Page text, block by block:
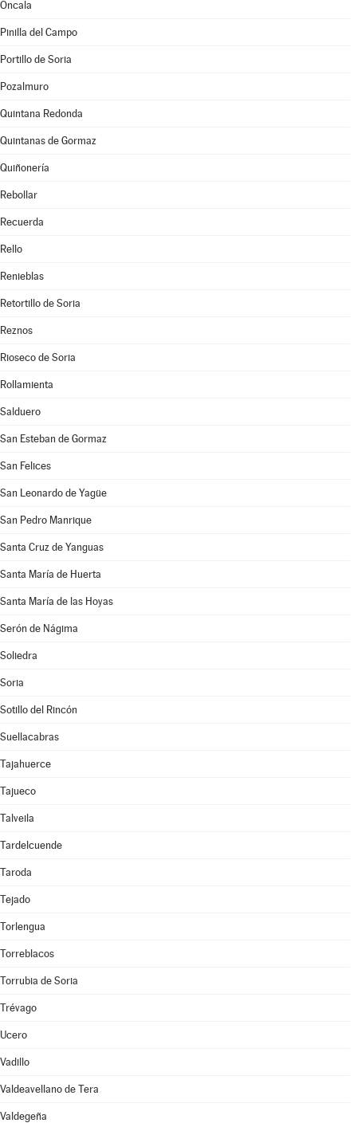
Oncala
Pinilla del Campo
Portillo de Soria
Pozalmuro
Quintana Redonda
Quintanas de Gormaz
Quiñonería
Rebollar
Recuerda
Rello
Renieblas
Retortillo de Soria
Reznos
Rioseco de Soria
Rollamienta
Salduero
San Esteban de Gormaz
San Felices
San Leonardo de Yagüe
San Pedro Manrique
Santa Cruz de Yanguas
Santa María de Huerta
Santa María de las Hoyas
Serón de Nágima
Soliedra
Soria
Sotillo del Rincón
Suellacabras
Tajahuerce
Tajueco
Talveila
Tardelcuende
Taroda
Tejado
Torlengua
Torreblacos
Torrubia de Soria
Trévago
Ucero
Vadillo
Valdeavellano de Tera
Valdegeña